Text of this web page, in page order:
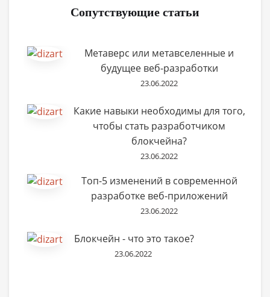
Сопутствующие статьи
Метаверс или метавселенные и
будущее веб-разработки
23.06.2022
Какие навыки необходимы для того,
чтобы стать разработчиком
блокчейна?
23.06.2022
Топ-5 изменений в современной
разработке веб-приложений
23.06.2022
Блокчейн - что это такое?
23.06.2022